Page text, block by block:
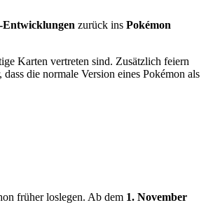
Entwicklungen zurück ins Pokémon
Karten vertreten sind. Zusätzlich feiern
dass die normale Version eines Pokémon als
früher loslegen. Ab dem 1. November